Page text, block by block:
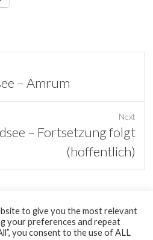
– Amrum
Next
– Fortsetzung folgt
(hoffentlich)
tumblr
to give you the most relevant
your preferences and repeat
you consent to the use of ALL